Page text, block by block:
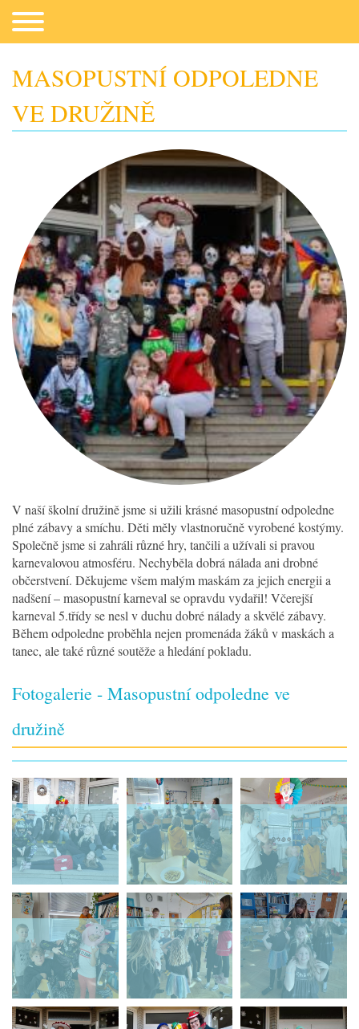
Co potřebujeme
Fotogalerie
Kontakt
MASOPUSTNÍ ODPOLEDNE
VE DRUŽINĚ
V naší školní družině jsme si užili krásné masopustní odpoledne
plné zábavy a smíchu. Děti měly vlastnoručně vyrobené kostýmy.
Společně jsme si zahráli různé hry, tančili a užívali si pravou
karnevalovou atmosféru. Nechyběla dobrá nálada ani drobné
občerstvení. Děkujeme všem malým maskám za jejich energii a
nadšení – masopustní karneval se opravdu vydařil! Včerejší
karneval 5.třídy se nesl v duchu dobré nálady a skvělé zábavy.
Během odpoledne proběhla nejen promenáda žáků v maskách a
tanec, ale také různé soutěže a hledání pokladu.
Fotogalerie - Masopustní odpoledne ve
družině